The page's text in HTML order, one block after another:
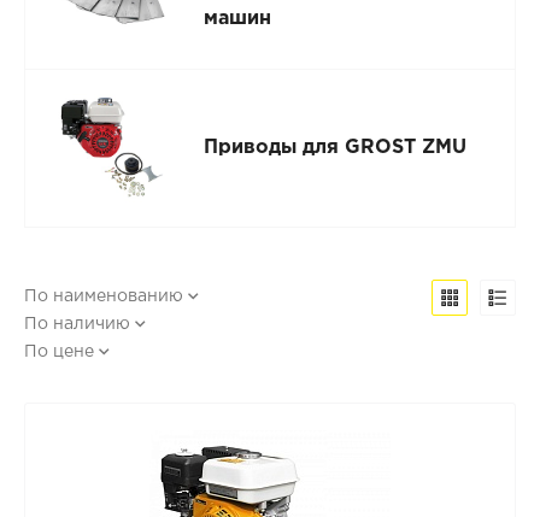
машин
Приводы для GROST ZMU
По наименованию
По наличию
По цене